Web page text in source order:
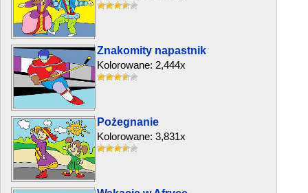
Znakomity napastnik
Kolorowane: 2,444x
Pożegnanie
Kolorowane: 3,831x